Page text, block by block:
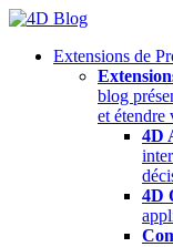
Skip
contentExtensions de
blog
et étendre
4D
4D